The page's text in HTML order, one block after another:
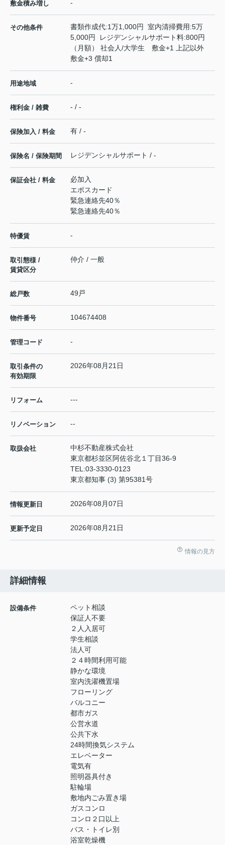
敷金積み増し -
その他条件
書類作成代:1万1,000円 室内清掃費用:5万
5,000円 レジデンシャルサポート料:800円
（月額） 社会人/大学生 敷金+1 上記以外
敷金+3 償却1
用途地域 -
権利金 / 雑費 - / -
保険加入 / 料金 有 / -
保険名 / 保険期間 レジデンシャルサポート / -
保証会社 / 料金
必加入
エポスカード
緊急連絡先40％
緊急連絡先40％
特優賃 -
取引態様 /
賃貸区分
仲介 / 一般
総戸数 49戸
物件番号 104674408
管理コード -
取引条件の
有効期限
2026年08月21日
リフォーム ---
リノベーション --
取扱会社
中杉不動産株式会社
東京都杉並区阿佐谷北１丁目36-9
TEL:03-3330-0123
東京都知事 (3) 第95381号
情報更新日 2026年08月07日
更新予定日 2026年08月21日
情報の見方
詳細情報
設備条件
ペット相談
保証人不要
２人入居可
学生相談
法人可
２４時間利用可能
静かな環境
室内洗濯機置場
フローリング
バルコニー
都市ガス
公営水道
公共下水
24時間換気システム
エレベーター
電気有
照明器具付き
駐輪場
敷地内ごみ置き場
ガスコンロ
コンロ２口以上
バス・トイレ別
浴室乾燥機